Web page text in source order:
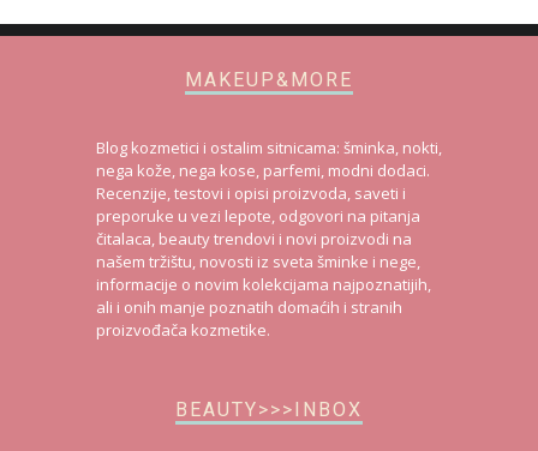
MAKEUP&MORE
Blog kozmetici i ostalim sitnicama: šminka, nokti,
nega kože, nega kose, parfemi, modni dodaci.
Recenzije, testovi i opisi proizvoda, saveti i
preporuke u vezi lepote, odgovori na pitanja
čitalaca, beauty trendovi i novi proizvodi na
našem tržištu, novosti iz sveta šminke i nege,
informacije o novim kolekcijama najpoznatijih,
ali i onih manje poznatih domaćih i stranih
proizvođača kozmetike.
BEAUTY>>>INBOX